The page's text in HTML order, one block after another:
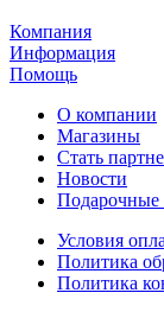
Компания
Информация
Помощь
О компании
Магазины
Стать
Новости
Подарочные
Условия
Политика
Политика